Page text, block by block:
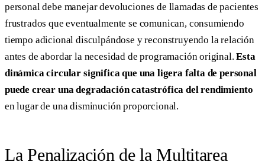
personal debe manejar devoluciones de llamadas de pacientes
frustrados que eventualmente se comunican, consumiendo
tiempo adicional disculpándose y reconstruyendo la relación
antes de abordar la necesidad de programación original.Esta
dinámica circular significa que una ligera falta de personal
puede crear una degradación catastrófica del rendimiento
en lugar de una disminución proporcional.
La Penalización de la Multitarea